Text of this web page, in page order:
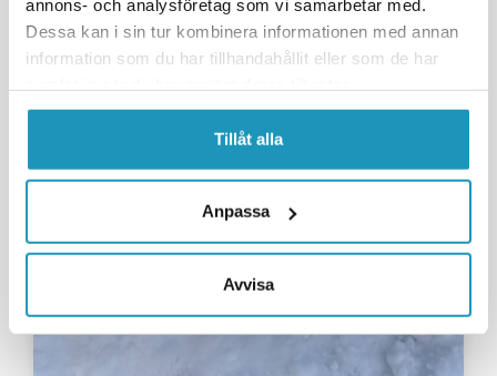
annons- och analysföretag som vi samarbetar med.
Dessa kan i sin tur kombinera informationen med annan
information som du har tillhandahållit eller som de har
Tillåt alla
Anpassa
Avvisa